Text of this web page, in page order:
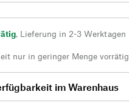
, Lieferung in 2-3 Werktagen
nur in geringer Menge vorrätig
im Warenhaus